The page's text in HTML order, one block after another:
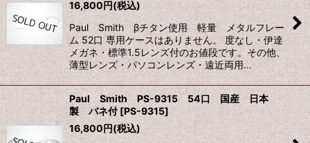
16,800円(税込)
Paul Smith βチタン使用 軽量 メタルフレー
ム 52口 専用ケースはありません。 度なし・伊達
メガネ・標準1.5レンズ付のお値段です。その他、
薄型レンズ・パソコンレンズ・遠近両用…
Paul Smith PS-9315 54口 国産 日本
製 バネ付 [PS-9315]
16,800円(税込)